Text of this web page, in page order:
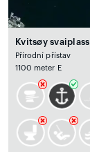
Kvitsøy svaiplass
Přírodní přístav
1100 meter E